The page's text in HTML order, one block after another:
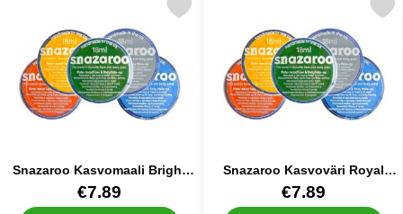
Snazaroo Kasvomaali Bright
Red
Tuote.nro 8951€7.89
Merkitse snazaroo Kasvomaali Bright Red suosikiksi
Snazaroo Kasvoväri Royal
Blue
Tuote.nro 13643
€7.89
Merkitse snazaroo